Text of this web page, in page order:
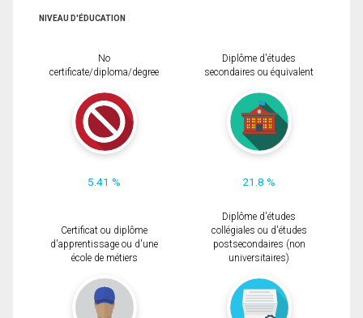
NIVEAU D'ÉDUCATION
No
certificate/diploma/degree
5.41 %
Diplôme d'études
secondaires ou équivalent
21.8 %
Certificat ou diplôme
d'apprentissage ou d'une
école de métiers
Diplôme d'études
collégiales ou d'études
postsecondaires (non
universitaires)